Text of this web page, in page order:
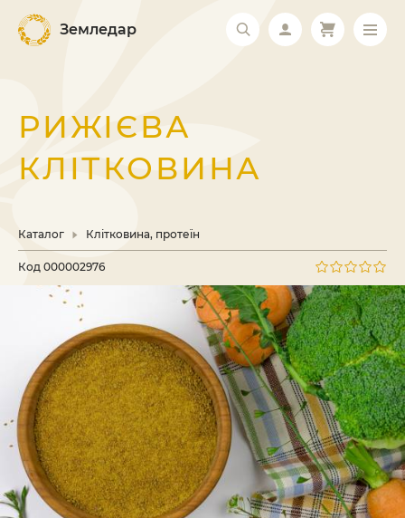
Земледар
РИЖІЄВА
КЛІТКОВИНА
Каталог Клітковина, протеїн
Код 000002976